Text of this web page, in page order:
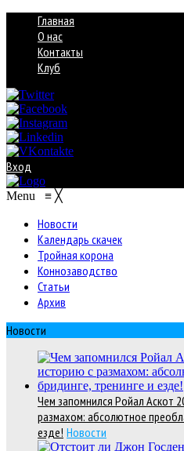
Главная
О нас
Контакты
Клуб
Вход
Menu ≡ ╳
Новости
Календарь скачек
Тройная корона
Коннозаводство
Статьи
Архив
Новости
Чем запомнился Ройал Аскот
размахом: абсолютное
езде! Новости